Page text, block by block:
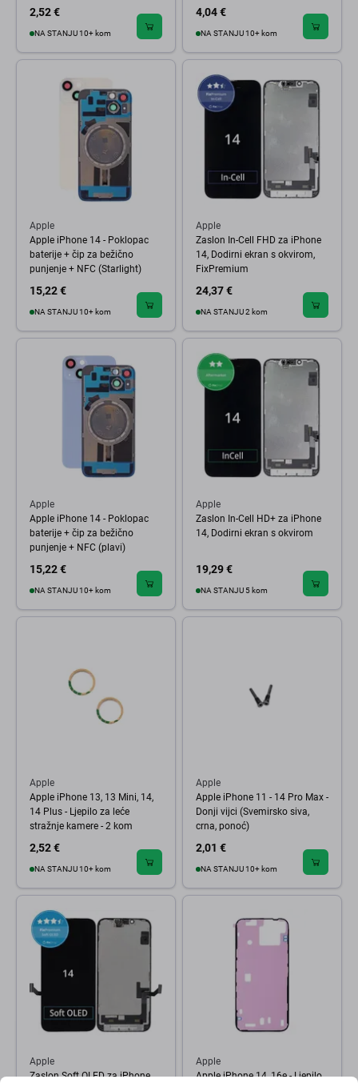
2,52 €
NA STANJU 10+ kom
4,04 €
NA STANJU 10+ kom
Apple
Apple iPhone 14 - Poklopac
baterije + čip za bežično
punjenje + NFC (Starlight)
15,22 €
NA STANJU 10+ kom
Apple
Zaslon In-Cell FHD za iPhone
14, Dodirni ekran s okvirom,
FixPremium
24,37 €
NA STANJU 2 kom
Apple
Apple iPhone 14 - Poklopac
baterije + čip za bežično
punjenje + NFC (plavi)
15,22 €
NA STANJU 10+ kom
Apple
Zaslon In-Cell HD+ za iPhone
14, Dodirni ekran s okvirom
19,29 €
NA STANJU 5 kom
Apple
Apple iPhone 13, 13 Mini, 14,
14 Plus - Ljepilo za leće
stražnje kamere - 2 kom
2,52 €
NA STANJU 10+ kom
Apple
Apple iPhone 11 - 14 Pro Max -
Donji vijci (Svemirsko siva,
crna, ponoć)
2,01 €
NA STANJU 10+ kom
Apple
Zaslon Soft OLED za iPhone
Apple
Apple iPhone 14, 16e - Ljepilo